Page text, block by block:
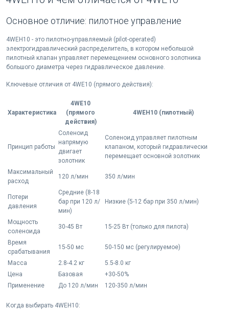
Основное отличие: пилотное управление
4WEH10 - это пилотно-управляемый (pilot-operated)
электрогидравлический распределитель, в котором небольшой
пилотный клапан управляет перемещением основного золотника
большого диаметра через гидравлическое давление.
Ключевые отличия от 4WE10 (прямого действия):
Характеристика
4WE10
(прямого
действия)
4WEH10 (пилотный)
Принцип работы
Соленоид
напрямую
двигает
золотник
Соленоид управляет пилотным
клапаном, который гидравлически
перемещает основной золотник
Максимальный
расход
120 л/мин 350 л/мин
Потери
давления
Средние (8-18
бар при 120 л/
мин)
Низкие (5-12 бар при 350 л/мин)
Мощность
соленоида
30-45 Вт 15-25 Вт (только для пилота)
Время
срабатывания
15-50 мс 50-150 мс (регулируемое)
Масса 2.8-4.2 кг
5.5-8.0 кг
Цена
Базовая
+30-50%
Применение
До 120 л/мин 120-350 л/мин
Когда выбирать 4WEH10: